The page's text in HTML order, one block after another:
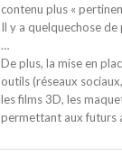
contenu plus «
Il y a quelquechose
…
De plus, la mise en
outils (réseaux
les films 3D, les
permettant aux futurs